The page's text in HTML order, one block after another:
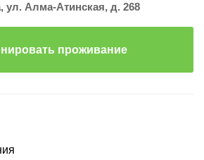
ул. Алма-Атинская, д. 268
проживание